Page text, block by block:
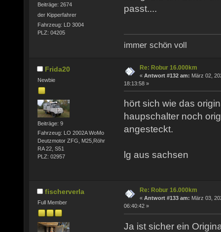
Beiträge: 2674
der Kipperfahrer
Fahrzeug: LD 3004
PLZ: 04205
passt....
immer schön voll
Frida20
Newbie
Beiträge: 9
Fahrzeug: LO 2002A WoMo
Deutzmotor ZFG, M25,Röhr
RA 22, S51
PLZ: 02957
Re: Robur 16.000km
« Antwort #132 am: März 02,
18:13:58 »
hört sich wie das
haupschalter noch
angesteckt.
lg aus sachsen
fischerverla
Full Member
Re: Robur 16.000km
« Antwort #133 am: März 03,
06:40:42 »
Ja ist sicher ein